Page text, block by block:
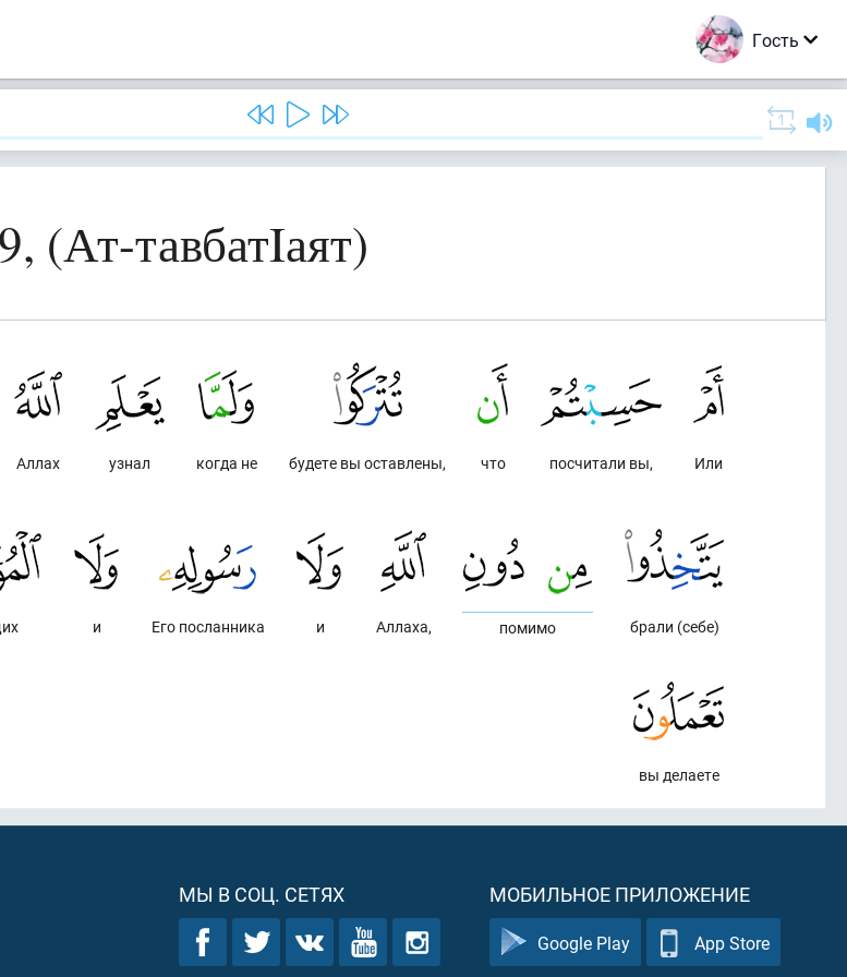
Гость
(Ат-тавбатIаят)
Или
посчитали вы,
что
будете вы оставлены,
когда не
узнал
Аллах
брали (себе)
помимо
Аллаха,
и
Его посланника
и
вы делаете
МЫ В СОЦ. СЕТЯХ МОБИЛЬНОЕ ПРИЛОЖЕНИЕ
Google Play App Store